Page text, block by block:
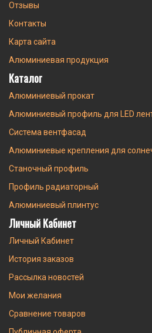
Отзывы
Контакты
Карта сайта
Алюминиевая продукция
Каталог
Алюминиевый прокат
Алюминиевый профиль для LED
Система вентфасад
Алюминиевые крепления для
Станочный профиль
Профиль радиаторный
Алюминиевый плинтус
Личный Кабинет
Личный Кабинет
История заказов
Рассылка новостей
Мои желания
Сравнение товаров